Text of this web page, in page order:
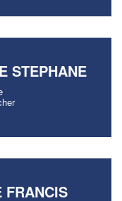
STEPHANE
FRANCIS